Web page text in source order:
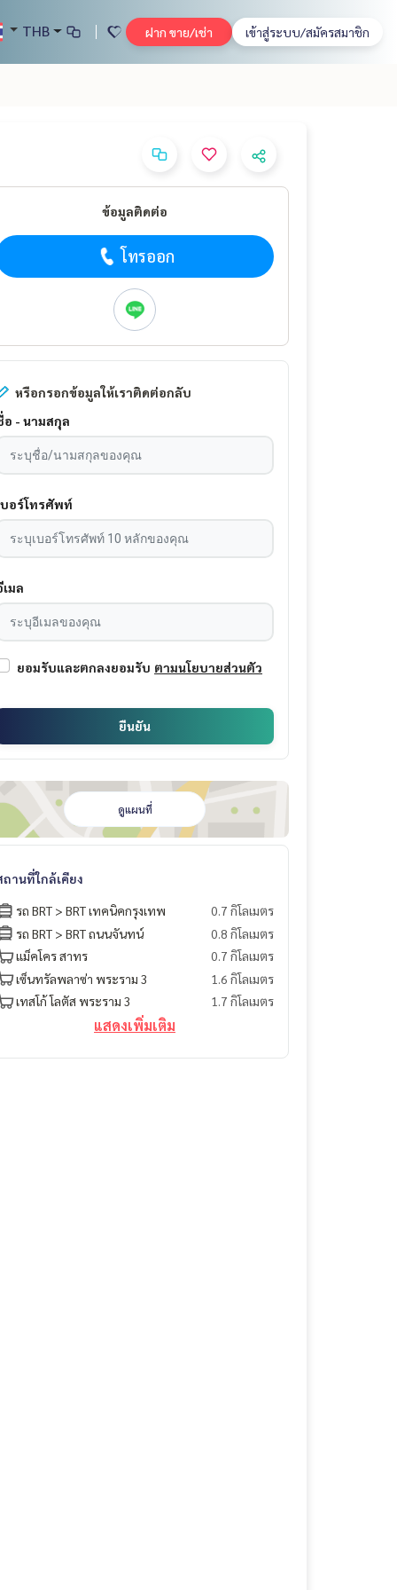
THB ฝาก ขาย/เช่า เข้าสู่ระบบ/สมัครสมาชิก
ข้อมูลติดต่อ
โทรออก
หรือกรอกข้อมูลให้เราติดต่อกลับ
อ - นามสกุล
บอร์โทรศัพท์
มล
ยอมรับและตกลงยอมรับ ตามนโยบายส่วนตัว
ยืนยัน
ดูแผนที่
ถานที่ใกล้เคียง
รถ BRT > BRT เทคนิคกรุงเทพ
0.7 กิโลเมตร
รถ BRT > BRT ถนนจันทน์
0.8 กิโลเมตร
แม็คโคร สาทร
0.7 กิโลเมตร
เซ็นทรัลพลาซ่า พระราม 3
1.6 กิโลเมตร
เทสโก้ โลตัส พระราม 3
1.7 กิโลเมตร
แสดงเพิ่มเติม